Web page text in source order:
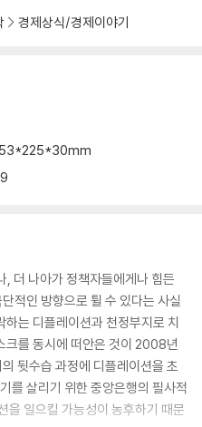
, 환헤지해도 환리스크 사라지지
입은 투자의 시작, 당신의 펀드를
떨까 / 4 채권 투자, 용어만 알면
스크 있다 / 6 기업 재무제표에 눈
당에 주목하라 / 8 주식 투자가 두
경제상식/경제이야기
더 나아가 정책자들에게나 힘든
적인 방향으로 튈 수 있다는 사실
는 디플레이션과 천정부지로 치
크를 동시에 떠안은 것이 2008년
뒷수습 과정에 디플레이션을 초
를 살리기 위한 중앙은행의 필사적
을 일으킬 가능성이 농후하기 때문